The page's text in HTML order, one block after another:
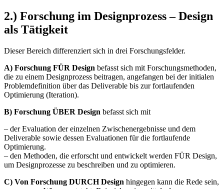
2.) Forschung im Designprozess – Design
als Tätigkeit
Dieser Bereich differenziert sich in drei Forschungsfelder.
A) Forschung FÜR Design befasst sich mit Forschungsmethoden,
die zu einem Designprozess beitragen, angefangen bei der initialen
Problemdefinition über das Deliverable bis zur fortlaufenden
Optimierung (Iteration).
B) Forschung ÜBER Design befasst sich mit
– der Evaluation der einzelnen Zwischenergebnisse und dem
Deliverable sowie dessen Evaluationen für die fortlaufende
Optimierung.
– den Methoden, die erforscht und entwickelt werden FÜR Design,
um Designprozesse zu beschreiben und zu optimieren.
C) Von Forschung DURCH Design hingegen kann die Rede sein,